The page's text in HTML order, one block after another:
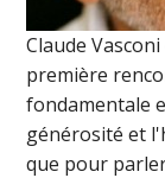
Claude
première
fondamentale
générosité et
que pour